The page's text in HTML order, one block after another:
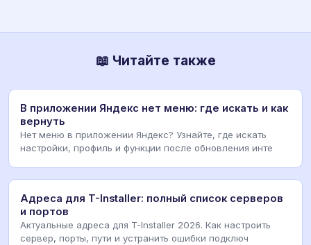
📖 Читайте также
В приложении Яндекс нет меню: где искать и как
вернуть
Нет меню в приложении Яндекс? Узнайте, где искать
настройки, профиль и функции после обновления инте
Адреса для T-Installer: полный список серверов
и портов
Актуальные адреса для T-Installer 2026. Как настроить
сервер, порты, пути и устранить ошибки подключ